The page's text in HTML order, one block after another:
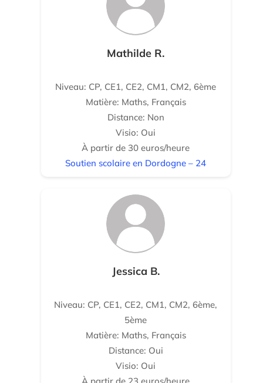
Mathilde R.
Niveau: CP, CE1, CE2, CM1, CM2, 6ème
Matière: Maths, Français
Distance: Non
Visio: Oui
À partir de 30 euros/heure
Soutien scolaire en Dordogne – 24
Jessica B.
Niveau: CP, CE1, CE2, CM1, CM2, 6ème,
5ème
Matière: Maths, Français
Distance: Oui
Visio: Oui